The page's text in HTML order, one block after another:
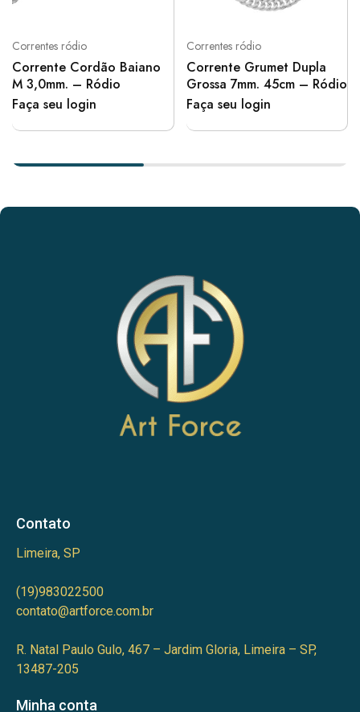
Correntes ródio
Corrente Cordão Baiano
M 3,0mm. – Ródio
Faça seu login
Correntes ródio
Corrente Grumet Dupla
Grossa 7mm. 45cm – Ródio
Faça seu login
Contato
Limeira, SP
(19)983022500
contato@artforce.com.br
R. Natal Paulo Gulo, 467 – Jardim Gloria, Limeira – SP,
13487-205
Minha conta